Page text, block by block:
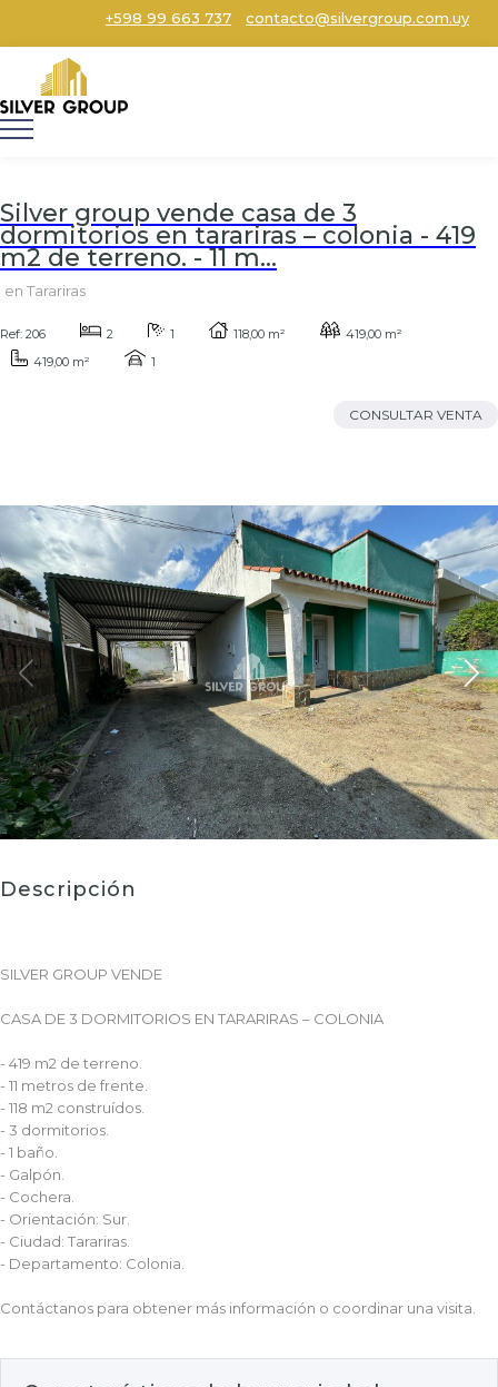
+598 99 663 737 contacto@silvergroup.com.uy
Silver group vende casa de 3
dormitorios en tarariras – colonia - 419
m2 de terreno. - 11 m...
en Tarariras
Ref: 206 2 1 118,00 m²
419,00 m²
419,00 m²
1
CONSULTAR VENTA
Descripción
SILVER GROUP VENDE
CASA DE 3 DORMITORIOS EN TARARIRAS – COLONIA
- 419 m2 de terreno.
- 11 metros de frente.
- 118 m2 construídos.
- 3 dormitorios.
- 1 baño.
- Galpón.
- Cochera.
- Orientación: Sur.
- Ciudad: Tarariras.
- Departamento: Colonia.
Contáctanos para obtener más información o coordinar una visita.